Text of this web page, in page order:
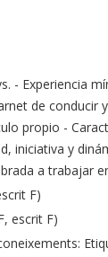
- Experiencia
de conducir
propio -
iniciativa y
a trabajar
F)
escrit F)